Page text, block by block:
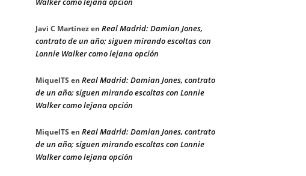
Javi C Martínezen Real Madrid: Damian Jones,
contrato de un año; siguen mirando escoltas con
Lonnie Walker como lejana opción
MiquelTS en Real Madrid: Damian Jones, contrato
de un año; siguen mirando escoltas con Lonnie
Walker como lejana opción
MiquelTS en Real Madrid: Damian Jones, contrato
de un año; siguen mirando escoltas con Lonnie
Walker como lejana opción